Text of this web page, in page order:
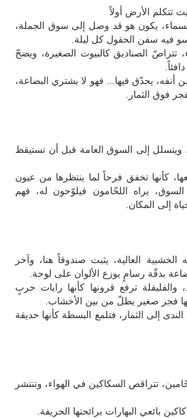
تتكلم الأرض أولاً
يكون هو قد وصل إلى سوق الجملة،
فيه سفن الحقول كل ليلة.
تتراصّ الصناديق كالبيوت الصغيرة، ويضجّ
أنفه، يحدّق فيها... فهو لا يشتري البضاعة،
فوق الثمار.
ويتسلل إلى السوق العامة قبل أن تستيقظ
كأنها تخفق فرحاً لما ينتظرها من عيون
يراه اللحّامون فيلوّحون له، فهم
إلى المكان.
العالية، يثبت صندوقاً هنا، وآخر
بدقّة رسامٍ يوزع الألوان على لوحة.
ترفع قرونها كأنها رايات حربٍ
فجر صغير يطلّ من بين الأخشاب.
إلى الثمار، فتلمع البسطة كأنها حديقة
تتراقص السكاكين في الهواء، وتنتشر
بائعي البهارات برائحتها الحريفة.